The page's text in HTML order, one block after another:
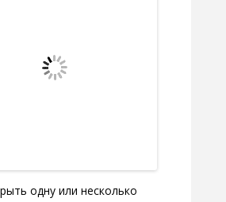
одну или несколько